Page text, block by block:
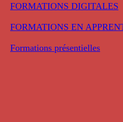
FORMATIONS DIGITALES
FORMATIONS EN
Formations présentielles